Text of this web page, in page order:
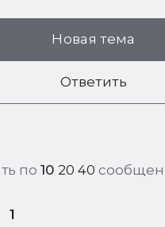
Новая тема
Ответить
по 10 20 40
1